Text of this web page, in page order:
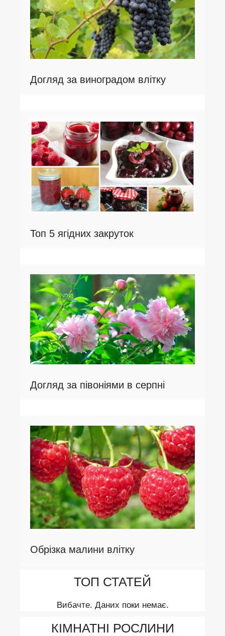
Догляд за виноградом влітку
Топ 5 ягідних закруток
Догляд за півоніями в серпні
Обрізка малини влітку
ТОП СТАТЕЙ
Вибачте. Даних поки немає.
КІМНАТНІ РОСЛИНИ